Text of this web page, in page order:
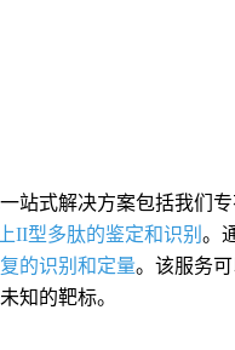
站式解决方案包括我们
II型多肽的鉴定和识别 。
的识别和定量。该服务
知的靶标。